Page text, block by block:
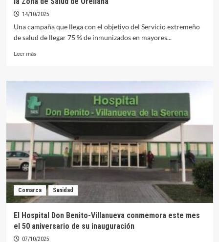
14/10/2025
Una campaña que llega con el objetivo del Servicio extremeño
de salud de llegar 75 % de inmunizados en mayores...
Leer másLeer
Comienza
campaña
de
vacunación
de
y
covid
en
la
Zona
de
Salud
Orellana
Comarca Sanidad
El Hospital Don Benito-Villanueva conmemora este mes
el 50 aniversario de su inauguración
07/10/2025